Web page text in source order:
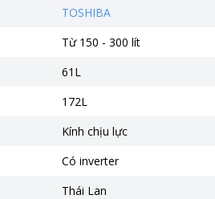
TOSHIBA
Từ 150 - 300 lít
61L
172L
Kính chịu lực
Có inverter
Thái Lan